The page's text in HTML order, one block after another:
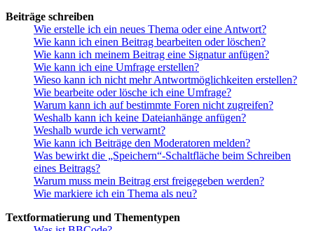
Beiträge schreiben
Wie erstelle ich ein neues Thema oder eine Antwort?
Wie kann ich einen Beitrag bearbeiten oder löschen?
Wie kann ich meinem Beitrag eine Signatur anfügen?
Wie kann ich eine Umfrage erstellen?
Wieso kann ich nicht mehr Antwortmöglichkeiten erstellen?
Wie bearbeite oder lösche ich eine Umfrage?
Warum kann ich auf bestimmte Foren nicht zugreifen?
Weshalb kann ich keine Dateianhänge anfügen?
Weshalb wurde ich verwarnt?
Wie kann ich Beiträge den Moderatoren melden?
Was bewirkt die „Speichern“-Schaltfläche beim Schreiben
eines Beitrags?
Warum muss mein Beitrag erst freigegeben werden?
Wie markiere ich ein Thema als neu?
Textformatierung und Thementypen